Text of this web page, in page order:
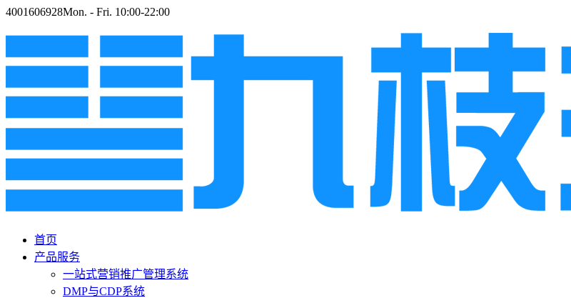
4001606928Mon. - Fri. 10:00-22:00
首页
产品服务
一站式营销推广管理系统
DMP与CDP系统